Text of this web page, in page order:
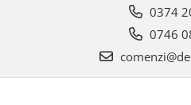
0374
0746